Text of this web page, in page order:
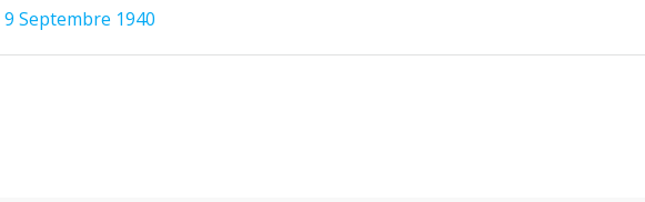
9 Septembre 1940